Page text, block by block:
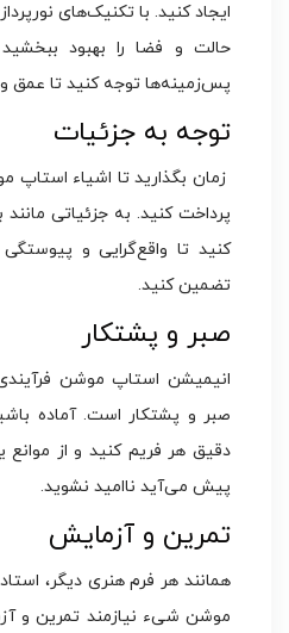
ایجاد کنید. با تکنیک‌های
حالت و فضا را بهبود
پس‌زمینه‌ها توجه کنید تا عمق و
توجه به جزئیات
زمان بگذارید تا اشیاء
پرداخت کنید. به جزئیاتی
کنید تا واقع‌گرایی و
تضمین کنید.
صبر و پشتکار
انیمیشن استاپ موشن
صبر و پشتکار است. آماده
دقیق هر فریم کنید و از
پیش می‌آید ناامید نشوید.
تمرین و آزمایش
همانند هر فرم هنری دیگر،
موشن شیء نیازمند تمرین و